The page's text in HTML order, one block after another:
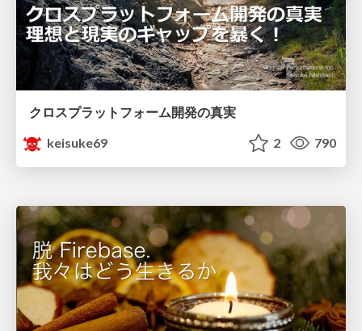
クロスプラットフォーム開発の真実
keisuke69
2 790